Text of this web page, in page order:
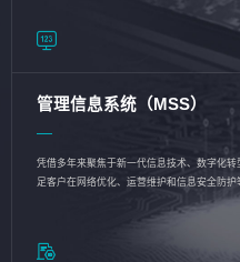
管理信息系统（MSS）
凭借多年来聚焦于新一代信息技术、数字化
足客户在网络优化、运营维护和信息安全防